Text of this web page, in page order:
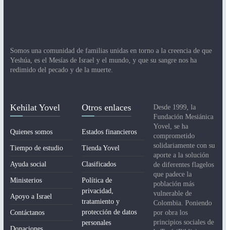
Somos una comunidad de familias unidas en torno a la creencia de que
Yeshúa, es el Mesías de Israel y el mundo, y que su sangre nos ha
redimido del pecado y de la muerte.
Kehilat Yovel
Quienes somos
Tiempo de estudio
Ayuda social
Ministerios
Apoyo a Israel
Contáctanos
Otros enlaces
Estados financieros
Tienda Yovel
Clasificados
Política de
privacidad,
tratamiento y
protección de datos
personales
Desde 1999, la
Fundación Mesiánica
Yovel, se ha
comprometido
solidariamente con su
aporte a la solución
de diferentes flagelos
que padece la
población más
vulnerable de
Colombia. Poniendo
por obra los
principios sociales de